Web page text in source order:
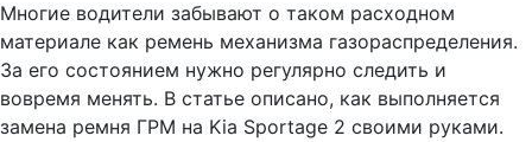
Многие водители забывают о таком расходном
материале как ремень механизма газораспределения.
За его состоянием нужно регулярно следить и
вовремя менять. В статье описано, как выполняется
замена ремня ГРМ на Kia Sportage 2 своими руками.